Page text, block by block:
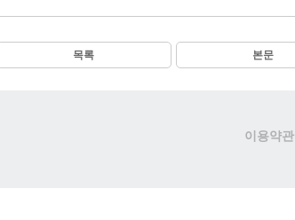
목록 본문
이용약관